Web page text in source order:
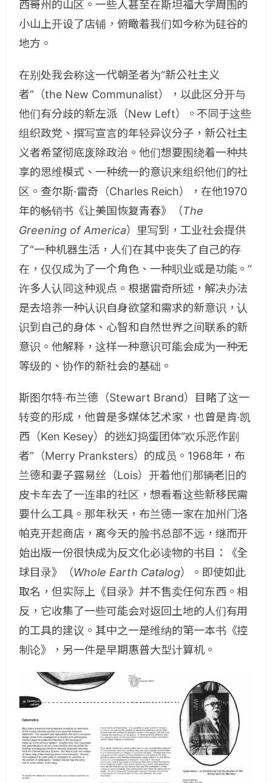
西哥州的山区。一些人甚至在斯坦福大学周围的
小山上开设了店铺，俯瞰着我们如今称为硅谷的
地方。
在别处我会称这一代朝圣者为“新公社主义
者”（the New Communalist），以此区分开与
他们有分歧的新左派（New Left）。不同于这些
组织政党、撰写宣言的年轻异议分子，新公社主
义者希望彻底废除政治。他们想要围绕着一种共
享的思维模式、一种统一的意识来组织他们的社
区。查尔斯·雷奇（Charles Reich），在他1970
年的畅销书《让美国恢复青春》（The
Greening of America）里写到，工业社会提供
了“一种机器生活，人们在其中丧失了自己的存
在，仅仅成为了一个角色、一种职业或是功能。”
许多人认同这种观点。根据雷奇所述，解决办法
是去培养一种认识自身欲望和需求的新意识，认
识到自己的身体、心智和自然世界之间联系的新
意识。他解释，这样一种意识可能会成为一种无
等级的、协作的新社会的基础。
斯图尔特·布兰德（Stewart Brand）目睹了这一
转变的形成，他曾是多媒体艺术家，也曾是肯·凯
西（Ken Kesey）的迷幻捣蛋团体“欢乐恶作剧
者”（Merry Pranksters）的成员。1968年，布
兰德和妻子露易丝（Lois）开着他们那辆老旧的
皮卡车去了一连串的社区，想看看这些新移民需
要什么工具。那年秋天，布兰德一家在加州门洛
帕克开起商店，离今天的脸书总部不远，继而开
始出版一份很快成为反文化必读物的书目：《全
球目录》（Whole Earth Catalog）。即使如此
取名，但实际上《目录》并不售卖任何东西。相
反，它收集了一些可能会对返回土地的人们有用
的工具的建议。其中之一是维纳的第一本书《控
制论》，另一件是早期惠普大型计算机。